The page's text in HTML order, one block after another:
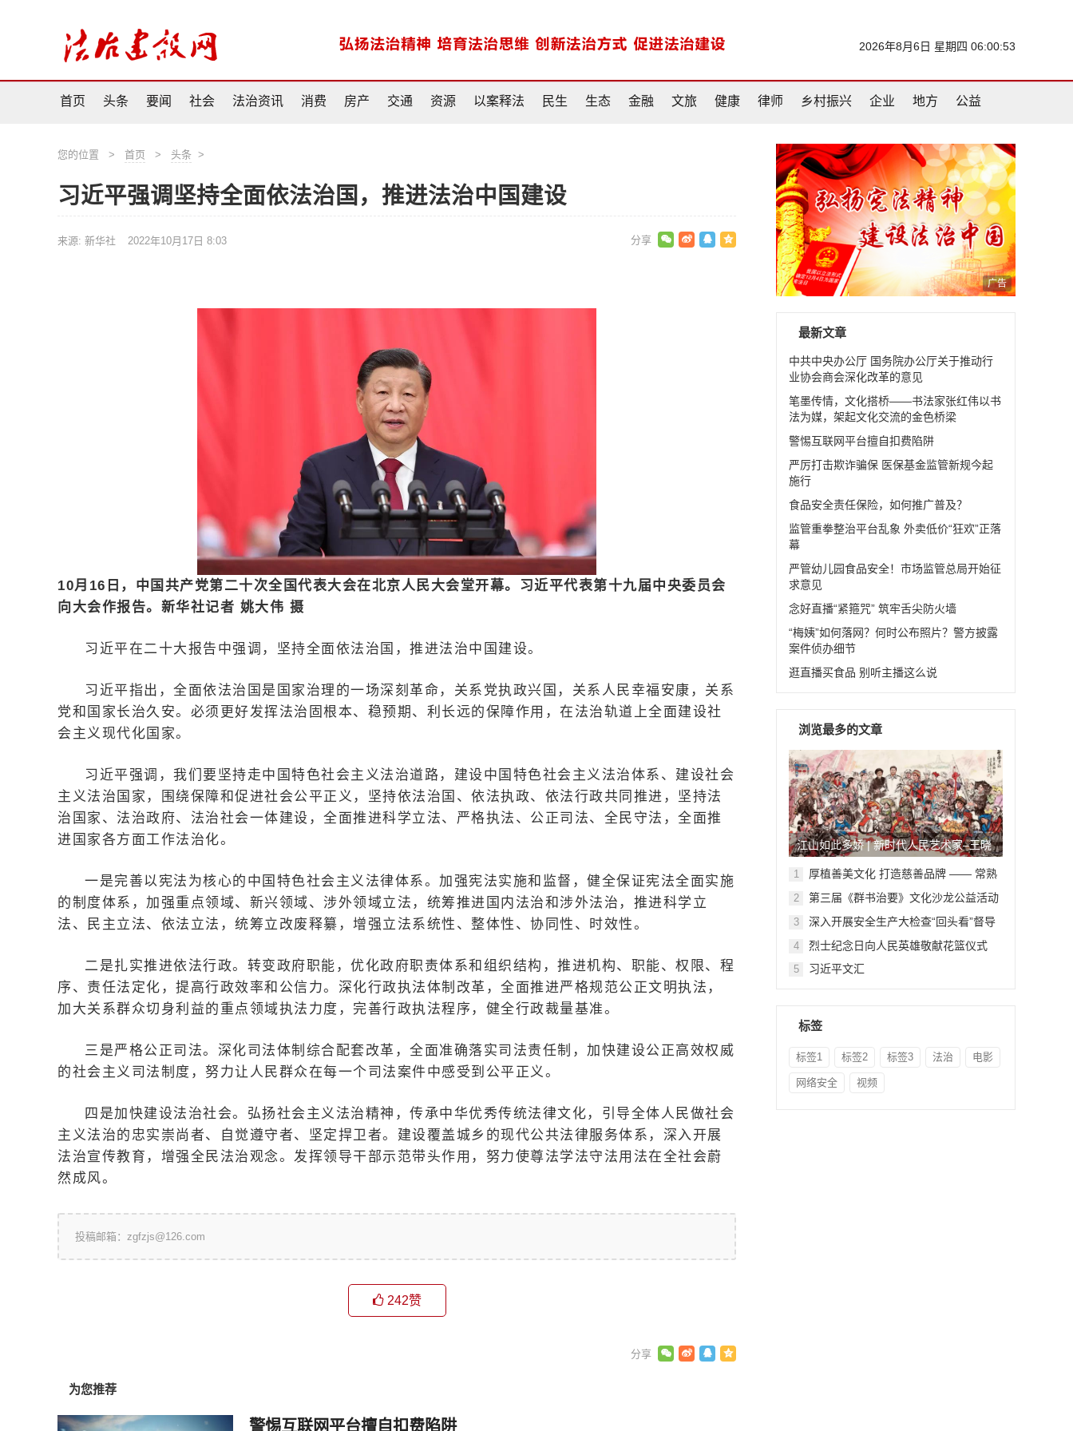
2026年8月6日 星期四 06:00:54
首页 头条 要闻 社会 法治资讯 消费 房产 交通 资源 以案释法 民生 生态 金融 文旅 健康 律师 乡村振兴 企业 地方 公益
您的位置 > 首页 > 头条 >
习近平强调坚持全面依法治国，推进法治中国建设
来源: 新华社 2022年10月17日 8:03
10月16日，中国共产党第二十次全国代表大会在北京人民大会堂开幕。习近平代表第十九届中央委员会
向大会作报告。新华社记者 姚大伟 摄
习近平在二十大报告中强调，坚持全面依法治国，推进法治中国建设。
习近平指出，全面依法治国是国家治理的一场深刻革命，关系党执政兴国，关系人民幸福安康，关系
党和国家长治久安。必须更好发挥法治固根本、稳预期、利长远的保障作用，在法治轨道上全面建设社
会主义现代化国家。
习近平强调，我们要坚持走中国特色社会主义法治道路，建设中国特色社会主义法治体系、建设社会
主义法治国家，围绕保障和促进社会公平正义，坚持依法治国、依法执政、依法行政共同推进，坚持法
治国家、法治政府、法治社会一体建设，全面推进科学立法、严格执法、公正司法、全民守法，全面推
进国家各方面工作法治化。
一是完善以宪法为核心的中国特色社会主义法律体系。加强宪法实施和监督，健全保证宪法全面实施
的制度体系，加强重点领域、新兴领域、涉外领域立法，统筹推进国内法治和涉外法治，推进科学立
法、民主立法、依法立法，统筹立改废释纂，增强立法系统性、整体性、协同性、时效性。
二是扎实推进依法行政。转变政府职能，优化政府职责体系和组织结构，推进机构、职能、权限、程
序、责任法定化，提高行政效率和公信力。深化行政执法体制改革，全面推进严格规范公正文明执法，
加大关系群众切身利益的重点领域执法力度，完善行政执法程序，健全行政裁量基准。
三是严格公正司法。深化司法体制综合配套改革，全面准确落实司法责任制，加快建设公正高效权威
的社会主义司法制度，努力让人民群众在每一个司法案件中感受到公平正义。
四是加快建设法治社会。弘扬社会主义法治精神，传承中华优秀传统法律文化，引导全体人民做社会
主义法治的忠实崇尚者、自觉遵守者、坚定捍卫者。建设覆盖城乡的现代公共法律服务体系，深入开展
法治宣传教育，增强全民法治观念。发挥领导干部示范带头作用，努力使尊法学法守法用法在全社会蔚
然成风。
投稿邮箱：zgfzjs@126.com
242赞
为您推荐
警惕互联网平台擅自扣费陷阱
广告
最新文章
中共中央办公厅 国务院办公厅关于推动行
业协会商会深化改革的意见
笔墨传情，文化搭桥——书法家张红伟以书
法为媒，架起文化交流的金色桥梁
警惕互联网平台擅自扣费陷阱
严厉打击欺诈骗保 医保基金监管新规今起
施行
食品安全责任保险，如何推广普及？
监管重拳整治平台乱象 外卖低价“狂欢”正落
幕
严管幼儿园食品安全！市场监管总局开始征
求意见
念好直播“紧箍咒” 筑牢舌尖防火墙
“梅姨”如何落网？何时公布照片？警方披露
案件侦办细节
逛直播买食品 别听主播这么说
浏览最多的文章
江山如此多娇 | 新时代人民艺术家–王晓
鹏
1
厚植善美文化 打造慈善品牌 —— 常熟
举行六个慈善文化教育基地授牌仪式
2
第三届《群书治要》文化沙龙公益活动
在北京顺利举行
3
深入开展安全生产大检查“回头看”督导
检查
4 烈士纪念日向人民英雄敬献花篮仪式
5 习近平文汇
标签
标签1 标签2 标签3 法治 电影
网络安全 视频